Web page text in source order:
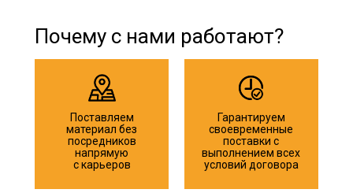
Почему с нами работают?
Поставляем
материал без
посредников
напрямую
с карьеров
Гарантируем
своевременные
поставки с
выполнением всех
условий договора